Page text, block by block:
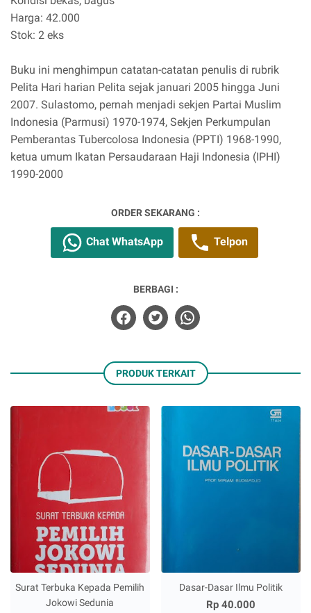
Harga: 42.000
Stok: 2 eks
Buku ini menghimpun catatan-catatan penulis di rubrik
Pelita Hari harian Pelita sejak januari 2005 hingga Juni
2007. Sulastomo, pernah menjadi sekjen Partai Muslim
Indonesia (Parmusi) 1970-1974, Sekjen Perkumpulan
Pemberantas Tubercolosa Indonesia (PPTI) 1968-1990,
ketua umum Ikatan Persaudaraan Haji Indonesia (IPHI)
1990-2000
ORDER SEKARANG :
Chat WhatsApp Telpon
BERBAGI :
PRODUK TERKAIT
Surat Terbuka Kepada Pemilih
Jokowi Sedunia
Dasar-Dasar Ilmu Politik
Rp 40.000